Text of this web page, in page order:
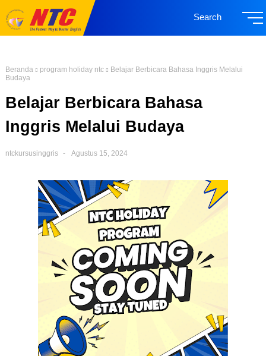
Search
Beranda program holiday ntc
Belajar Berbicara Bahasa Inggris Melalui
Budaya
Belajar Berbicara Bahasa
Inggris Melalui Budaya
ntckursusinggris Agustus 15, 2024